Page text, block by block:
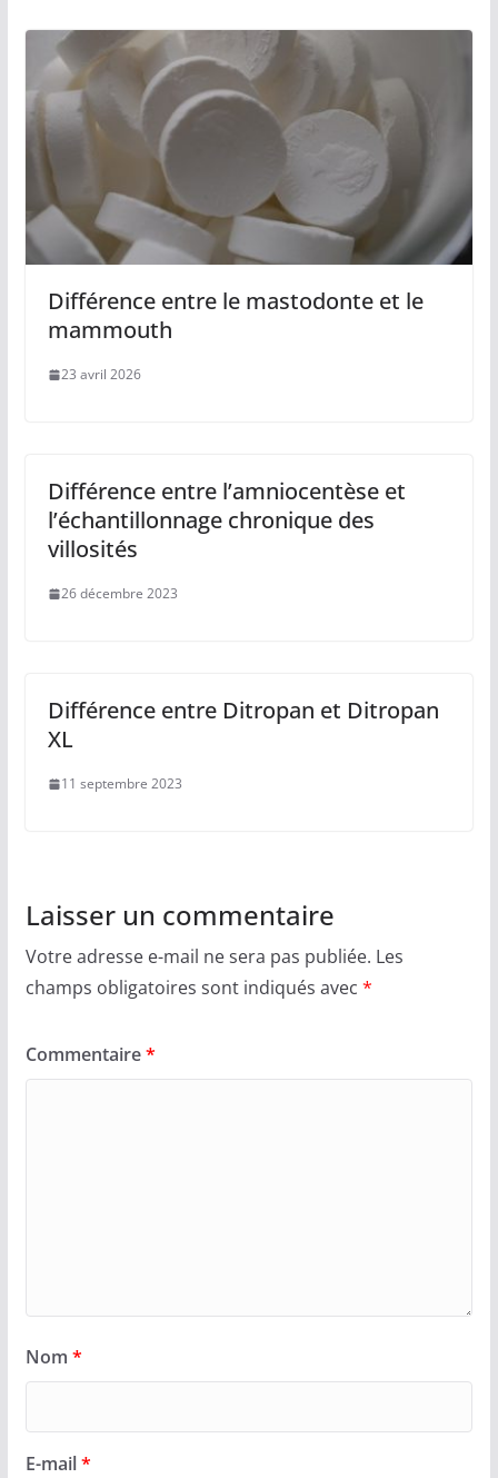
Différence entre le mastodonte et le
mammouth
23 avril 2026
Différence entre l’amniocentèse et
l’échantillonnage chronique des
villosités
26 décembre 2023
Différence entre Ditropan et Ditropan
XL
11 septembre 2023
Laisser un commentaire
Votre adresse e-mail ne sera pas publiée. Les
champs obligatoires sont indiqués avec *
Commentaire*
Nom *
E-mail*